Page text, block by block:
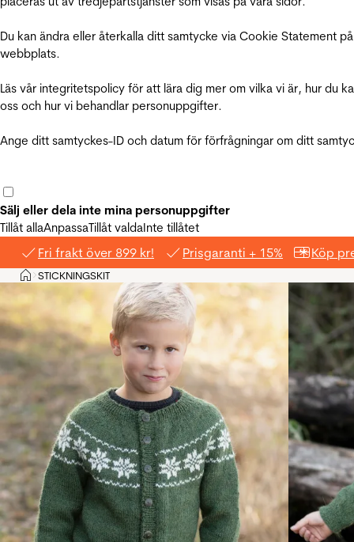
Du kan ändra eller återkalla ditt samtycke via Cookie Statement
webbplats.
Läs vår integritetspolicy för att lära dig mer om vilka vi är, hur du
oss och hur vi behandlar personuppgifter.
Ange ditt samtyckes-ID och datum för förfrågningar om ditt
Sälj eller dela inte mina personuppgifter
Tillåt allaAnpassaTillåt valdaInte tillåtet
Fri frakt över 899 kr! Prisgaranti + 15% Köp
Hem
>STICKNINGSKIT